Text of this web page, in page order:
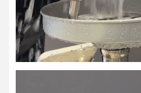
品質管理 私達と連絡 ニュ